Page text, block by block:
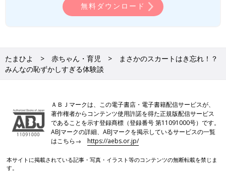
無料ダウンロード
たまひよ 赤ちゃん・育児
まさかのスカートはき忘れ！？
みんなの恥ずかしすぎる体験談
ＡＢＪマークは、この電子書店・電子書籍配信サービスが、
著作権者からコンテンツ使用許諾を得た正規版配信サービス
であることを示す登録商標（登録番号 第11091000号）です。
ABJマークの詳細、ABJマークを掲示しているサービスの一覧
はこちら→https://aebs.or.jp/
本サイトに掲載されている記事・写真・イラスト等のコンテンツの無断転載を禁じま
す。